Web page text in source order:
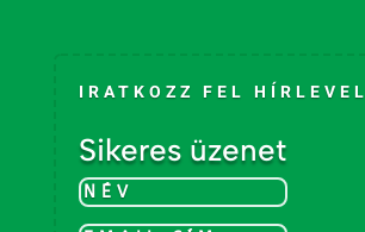
IRATKOZZ FEL
Sikeres üzenet